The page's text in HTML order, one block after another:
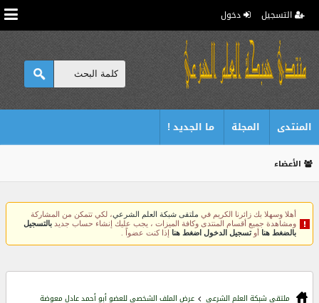
التسجيل دخول
المنتدى المجلة ما الجديد !
الأعضاء
أهلا وسهلا بك زائرنا الكريم في ملتقى شبكة العلم الشرعي، لكي تتمكن من المشاركة
ومشاهدة جميع أقسام المنتدى وكافة الميزات ، يجب عليك إنشاء حساب جديد بالتسجيل
بالضغط هنا أوتسجيل الدخول اضغط هنا إذا كنت عضواً .
ملتقى شبكة العلم الشرعي عرض الملف الشخصي للعضو أبو أحمد عادل معوضة